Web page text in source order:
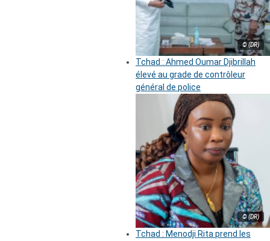
© (DR)
Tchad : Ahmed Oumar Djibrillah
élevé au grade de contrôleur
général de police
© (DR)
Tchad : Menodji Rita prend les